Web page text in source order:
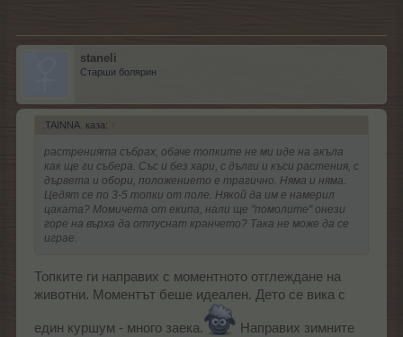
staneli
Старши болярин
.TAINNA. каза: ↑
растренията събрах, обаче топките не ми иде на акъла
как ще ги събера. Със и без хари, с дълги и къси растения, с
дървета и обори, положението е трагично. Няма и няма.
Цедят се по 3-5 топки от поле. Някой да им е намерил
цаката? Момичета от екипа, нали ще "помолите" онези
горе на върха да отпуснат кранчето? Така не може да се
играе.
Топките ги направих с моментното отглеждане на
животни. Моментът беше идеален. Дето се вика с
един куршум - много заека.
Направих зимните